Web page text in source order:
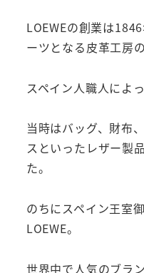
LOEWEの創業は
ーツとなる皮革工房の
スペイン人職人によ
当時はバッグ、財布
スといったレザー製
た。
のちにスペイン王室
LOEWE。
世界中で人気のブラ